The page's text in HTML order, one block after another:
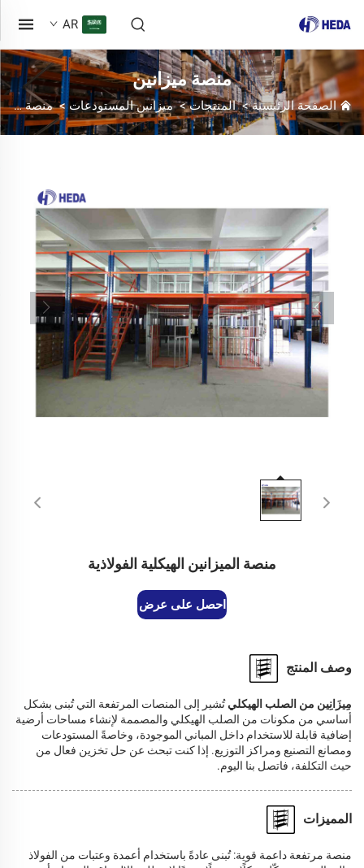
AR
منصة ميزانين
الصفحة الرئيسية>المنتجات>ميزانين المستودعات>منصة ميزانين
منصة الميزانين الهيكلية الفولاذية
احصل على عرض أسعار
وصف المنتج
مِيزَانِين من الصلب الهيكليتُشير إلى المنصات المرتفعة التي تُبنى بشكل
أساسي من مكونات من الصلب الهيكلي والمصممة لإنشاء مساحات أرضية
إضافية قابلة للاستخدام داخل المباني الموجودة، وخاصةً المستودعات
ومصانع التصنيع ومراكز التوزيع. إذا كنت تبحث عن حل تخزين فعال من
حيث التكلفة، فاتصل بنا اليوم.
المميزات
منصة مرتفعة داعمة قوية: تُبنى عادةً باستخدام أعمدة وعتبات من الفولاذ